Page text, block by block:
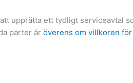
upprätta ett tydligt serviceavtal
parter äröverens om villkoren